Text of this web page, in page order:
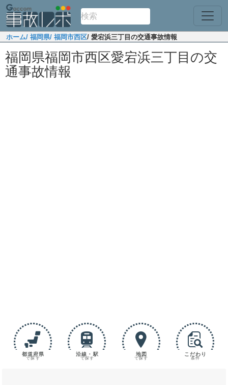
ホーム/ 福岡県/ 福岡市西区/ 愛宕浜三丁目の交通事故情報
福岡県福岡市西区愛宕浜三丁目の交
通事故情報
都道府県
で探す
沿線・駅
で探す
地図
で探す
こだわり
条件